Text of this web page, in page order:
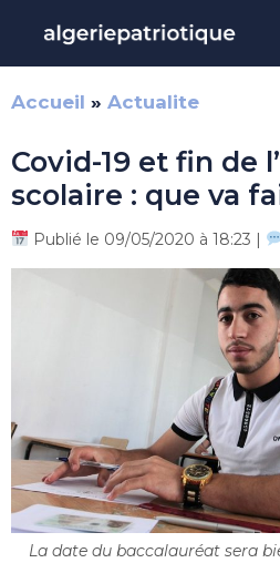
contenu
Accueil » Actualite
Covid-19 et fin de
scolaire : que va
Publié le 09/05/2020 à 18:23 |
La date du baccalauréat sera